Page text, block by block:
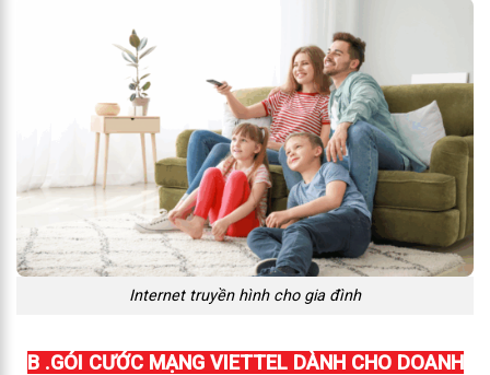
Internet truyền hình cho gia đình
B .GÓI CƯỚC MẠNG VIETTEL DÀNH CHO DOANH